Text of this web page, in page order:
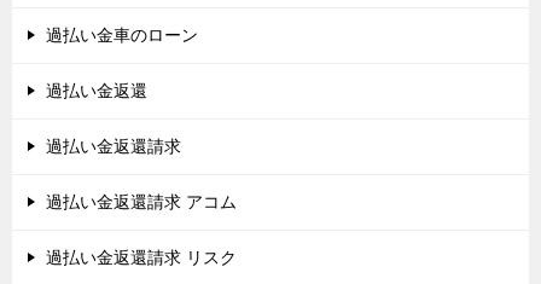
過払い金車のローン
過払い金返還
過払い金返還請求
過払い金返還請求 アコム
過払い金返還請求 リスク